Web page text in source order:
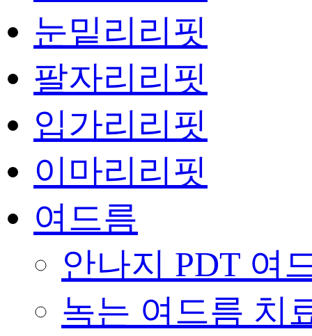
눈밑리리핏
팔자리리핏
입가리리핏
이마리리핏
여드름
안나지 PDT 여
녹는 여드름 치